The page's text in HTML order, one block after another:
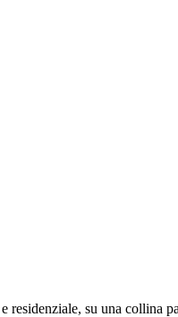
residenziale, su una